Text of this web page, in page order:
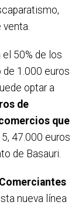
50% de los
1.000 euros
optar a
de
que
47.000 euros
de Basauri.
nueva línea